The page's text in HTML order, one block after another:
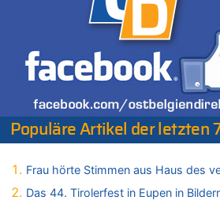
Belgien setzt bei Reit-WM auf starke
07.08.2026 - 20:57 von
Zweite Hitzewelle in diesem Sommer
07.08.2026 - 20:22 von Anstreicher zu
Zweite Hitzewelle in diesem Sommer
07.08.2026 - 20:11 von Noah
Zweite Hitzewelle in diesem Sommer
07.08.2026 - 19:52 von Hugo Egon
Tempolimit in 30er-Zonen –
07.08.2026 - 18:31 von Panda46 zu
Populäre Artikel der letzten
Frau hörte Stimmen aus Haus des
Das 44. Tirolerfest in Eupen in